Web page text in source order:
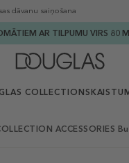
dāvanu saiņošana
AR TILPUMU VIRS 80
COLLECTION
ACCESSORIES